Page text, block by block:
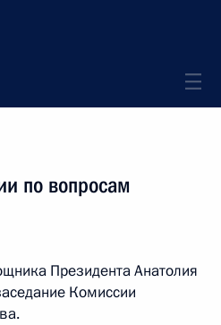
по вопросам
Президента Анатолия
Комиссии